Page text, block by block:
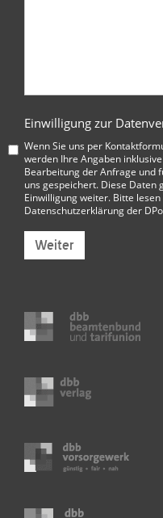
Einwilligung zur
Wenn Sie uns per
werden Ihre Angaben
Bearbeitung der Anfrage und
uns gespeichert. Diese Daten
Einwilligung weiter. Bitte
Datenschutzerklärung der
Weiter